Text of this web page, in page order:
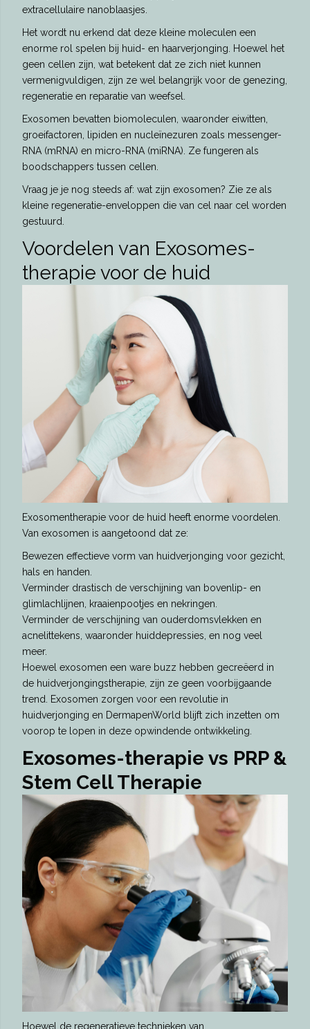
extracellulaire nanoblaasjes.
Het wordt nu erkend dat deze kleine moleculen een
enorme rol spelen bij huid- en haarverjonging. Hoewel het
geen cellen zijn, wat betekent dat ze zich niet kunnen
vermenigvuldigen, zijn ze wel belangrijk voor de genezing,
regeneratie en reparatie van weefsel.
Exosomen bevatten biomoleculen, waaronder eiwitten,
groeifactoren, lipiden en nucleïnezuren zoals messenger-
RNA (mRNA) en micro-RNA (miRNA). Ze fungeren als
boodschappers tussen cellen.
Vraag je je nog steeds af: wat zijn exosomen? Zie ze als
kleine regeneratie-enveloppen die van cel naar cel worden
gestuurd.
Voordelen van Exosomes-
therapie voor de huid
Exosomentherapie voor de huid heeft enorme voordelen.
Van exosomen is aangetoond dat ze:
Bewezen effectieve vorm van huidverjonging voor gezicht,
hals en handen.
Verminder drastisch de verschijning van bovenlip- en
glimlachlijnen, kraaienpootjes en nekringen.
Verminder de verschijning van ouderdomsvlekken en
acnelittekens, waaronder huiddepressies, en nog veel
meer.
Hoewel exosomen een ware buzz hebben gecreëerd in
de huidverjongingstherapie, zijn ze geen voorbijgaande
trend. Exosomen zorgen voor een revolutie in
huidverjonging en DermapenWorld blijft zich inzetten om
voorop te lopen in deze opwindende ontwikkeling.
Exosomes-therapie vs PRP &
Stem Cell Therapie
Hoewel de regeneratieve technieken van